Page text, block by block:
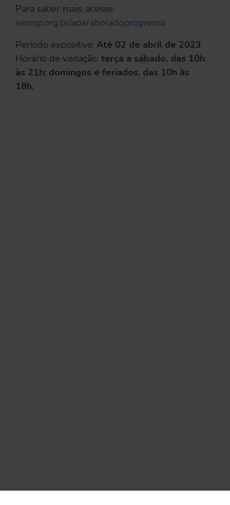
Para saber mais, acesse:
sescsp.org.br/aparaboladoprogresso
Período expositivo: Até 02 de abril de 2023
Horário de visitação: terça a sábado, das 10h
às 21h; domingos e feriados, das 10h às
18h.